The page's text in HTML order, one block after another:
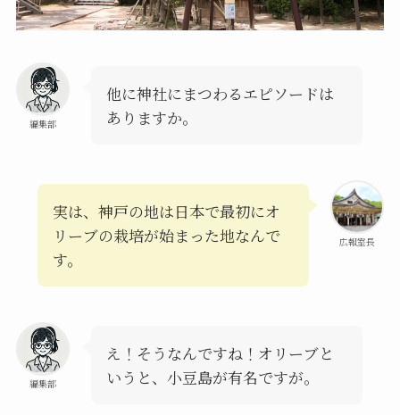
編集部
他に神社にまつわるエピソードは
ありますか。
広報室長
実は、神戸の地は日本で最初にオ
リーブの栽培が始まった地なんで
す。
編集部
え！そうなんですね！オリーブと
いうと、小豆島が有名ですが。